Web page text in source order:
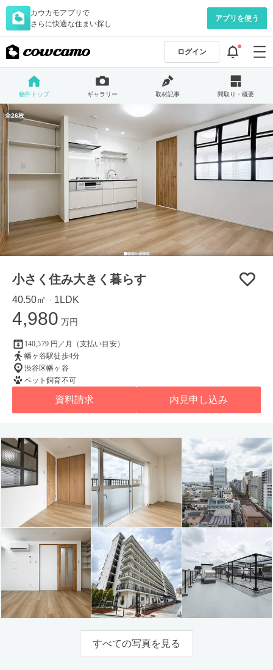
カウカモアプリで
さらに快適な住まい探し
アプリを使う
ログイン
物件トップ ギャラリー 取材記事 間取り・概要
全26枚
小さく住み大きく暮らす
40.50㎡ ・ 1LDK
4,980 万円
140,579 円／月（支払い目安）
幡ヶ谷駅徒歩4分
渋谷区幡ヶ谷
ペット飼育不可
資料請求 内見申し込み
すべての写真を見る